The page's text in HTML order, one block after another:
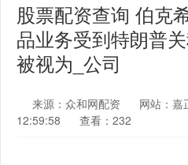
股票配资查询 伯克
品业务受到特朗普
被视为_公司
来源：众和网配资 网站：嘉
12:59:58
查看：232